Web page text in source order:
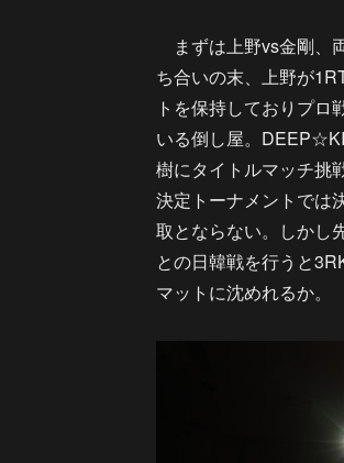
まずは上野vs金剛、
ち合いの末、上野が
トを保持しておりプ
いる倒し屋。
樹にタイトルマッチ挑
決定トーナメントでは
取とならない。しかし
との日韓戦を行うと
マットに沈めれるか。